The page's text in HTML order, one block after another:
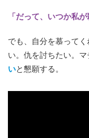
「だって、いつか私が
でも、自分を慕って
い。仇を討ちたい。
いと懇願する。